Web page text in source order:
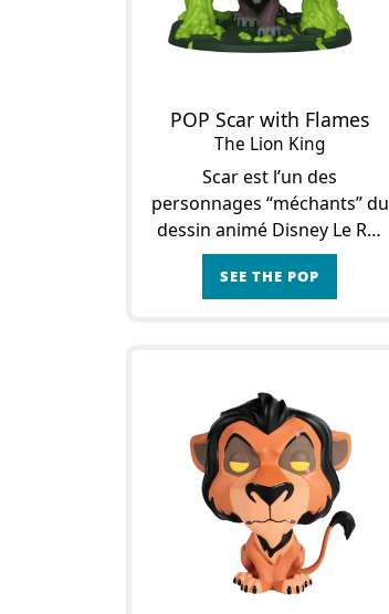
POP Scar with Flames
The Lion King
Scar est l’un des
personnages “méchants” du
dessin animé Disney Le Roi
Lion, sorti en 1994.Au début
de ce dessin animé, tous les
SEE THE POP